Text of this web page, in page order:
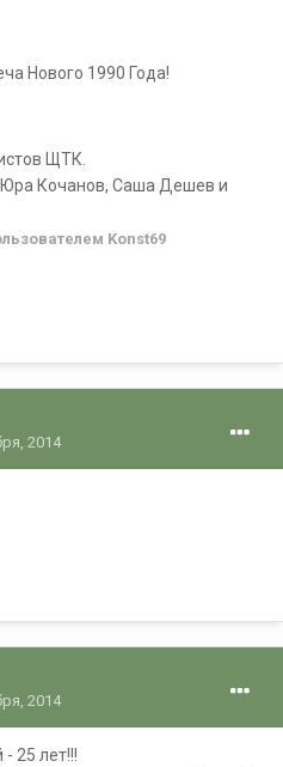
Нового 1990 Года!
ЩТК.
Кочанов, Саша Дешев и
Konst69
2014
2014
25 лет!!!